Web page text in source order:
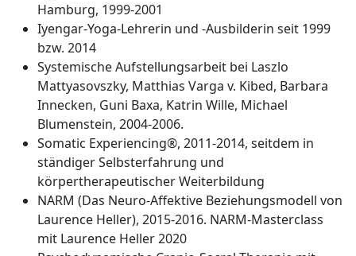
Hamburg, 1999-2001
Iyengar-Yoga-Lehrerin und -Ausbilderin seit 1999
bzw. 2014
Systemische Aufstellungsarbeit bei Laszlo
Mattyasovszky, Matthias Varga v. Kibed, Barbara
Innecken, Guni Baxa, Katrin Wille, Michael
Blumenstein, 2004-2006.
Somatic Experiencing®, 2011-2014, seitdem in
ständiger Selbsterfahrung und
körpertherapeutischer Weiterbildung
NARM (Das Neuro-Affektive Beziehungsmodell von
Laurence Heller), 2015-2016. NARM-Masterclass
mit Laurence Heller 2020